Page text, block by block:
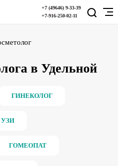
+7 (49646) 9-33-39
+7-916-250-02-11
в Удельной
ГИНЕКОЛОГ
УЗИ
ГОМЕОПАТ